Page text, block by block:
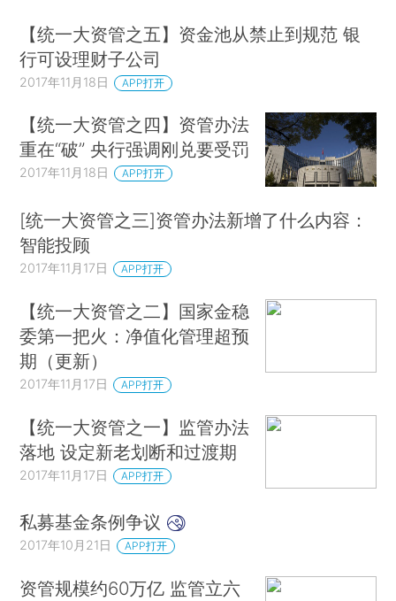
【统一大资管之五】资金池从禁止到规范 银
行可设理财子公司
2017年11月18日 APP打开
【统一大资管之四】资管办法
重在“破” 央行强调刚兑要受罚
2017年11月18日 APP打开
[统一大资管之三]资管办法新增了什么内容：
智能投顾
2017年11月17日 APP打开
【统一大资管之二】国家金稳
委第一把火：净值化管理超预
期（更新）
2017年11月17日 APP打开
【统一大资管之一】监管办法
落地 设定新老划断和过渡期
2017年11月17日 APP打开
私募基金条例争议
2017年10月21日 APP打开
资管规模约60万亿 监管立六